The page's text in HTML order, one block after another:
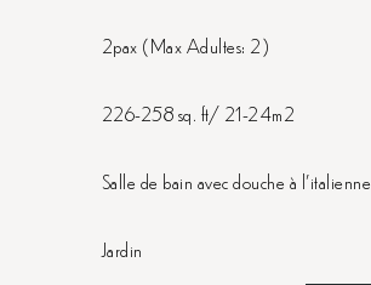
2pax (Max Adultes: 2)
226-258 sq. ft/ 21-24m2
Salle de bain avec douche à l'italienne
Jardin